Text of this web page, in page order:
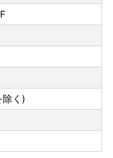
。全国から人気の
集
諫早名物のフルー
く)